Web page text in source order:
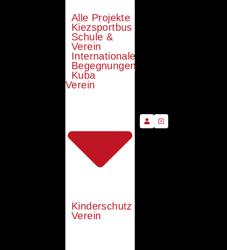
Alle Projekte
Kiezsportbus
Schule &
Verein
Internationale
Begegnungen
Kuba
Verein
Kinderschutz
Verein